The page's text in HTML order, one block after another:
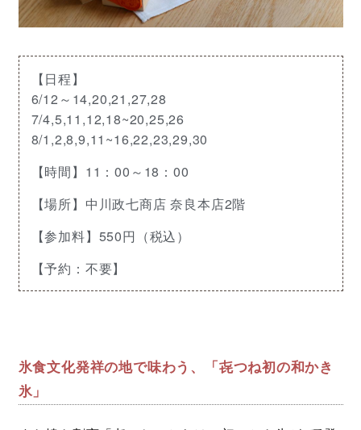
【日程】
6/12～14,20,21,27,28
7/4,5,11,12,18~20,25,26
8/1,2,8,9,11~16,22,23,29,30
【時間】11：00～18：00
【場所】中川政七商店 奈良本店2階
【参加料】550円（税込）
【予約：不要】
氷食文化発祥の地で味わう、「㐂つね初の和かき
氷」